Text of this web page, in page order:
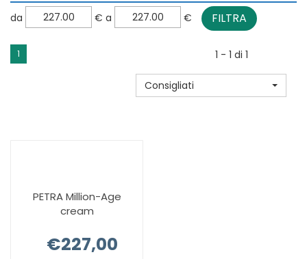
filtra
da
da €
a
a €
1 1 - 1 di 1
Consigliati
PETRA Million-Age
cream
€227,00